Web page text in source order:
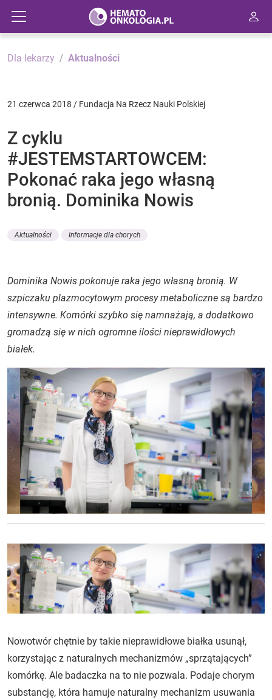
Dla lekarzy Aktualności
21 czerwca 2018 / Fundacja Na Rzecz Nauki Polskiej
Z cyklu
#JESTEMSTARTOWCEM:
Pokonać raka jego własną
bronią. Dominika Nowis
Aktualności Informacje dla chorych
Dominika Nowis pokonuje raka jego własną bronią. W
szpiczaku plazmocytowym procesy metaboliczne są bardzo
intensywne. Komórki szybko się namnażają, a dodatkowo
gromadzą się w nich ogromne ilości nieprawidłowych
białek.
Nowotwór chętnie by takie nieprawidłowe białka usunął,
korzystając z naturalnych mechanizmów „sprzątających”
komórkę. Ale badaczka na to nie pozwala. Podaje chorym
substancję, która hamuje naturalny mechanizm usuwania